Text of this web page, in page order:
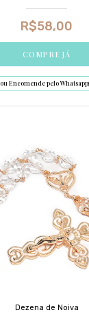
R$58,00
COMPRE JÁ
ou Encomende pelo Whatsapp
Dezena de Noiva